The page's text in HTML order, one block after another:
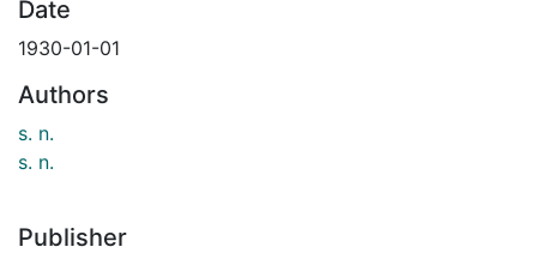
Date
1930-01-01
Authors
s. n.
s. n.
Publisher